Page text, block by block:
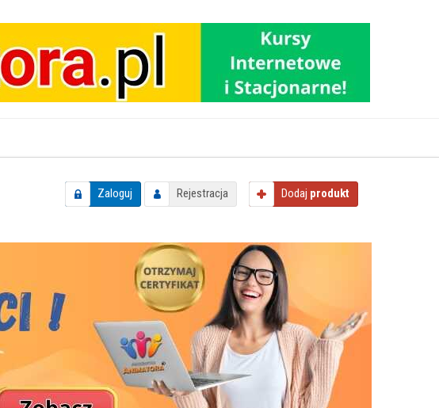
Zaloguj Rejestracja Dodaj produkt